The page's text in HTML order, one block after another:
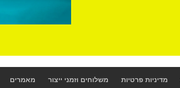
מדיניות פרטיות משלוחים וזמני ייצור מאמרים